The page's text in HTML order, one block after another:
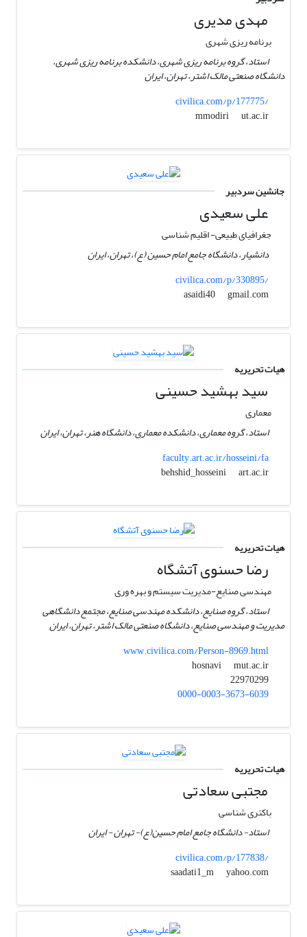
مهدی مدیری
برنامه ریزی شهری
استاد، گروه برنامه ریزی شهری، دانشکده برنامه ریزی شهری،
دانشگاه صنعتی مالک اشتر، تهران، ایران
civilica.com/p/177775/
mmodiri
ut.ac.ir
جانشین سردبیر
علی سعیدی
جغرافیای طبیعی- اقلیم شناسی
دانشیار، دانشگاه جامع امام حسین (ع)، تهران، ایران
civilica.com/p/330895/
asaidi40
gmail.com
هیات تحریریه
سید بهشید حسینی
معماری
استاد، گروه معماری، دانشکده معماری، دانشگاه هنر، تهران، ایران
faculty.art.ac.ir/hosseini/fa
behshid_hosseini
art.ac.ir
هیات تحریریه
رضا حسنوی آتشگاه
مهندسی صنایع-مدیریت سیستم و بهره وری
استاد، گروه صنایع، دانشکده مهندسی صنایع، مجتمع دانشگاهی
مدیریت و مهندسی صنایع، دانشگاه صنعتی مالک اشتر، تهران، ایران
www.civilica.com/Person-8969.html
hosnavi
mut.ac.ir
22970299
0000-0003-3673-6039
هیات تحریریه
مجتبی سعادتی
باکتری شناسی
استاد- دانشگاه جامع امام حسین(ع)- تهران - ایران
civilica.com/p/177838/
saadati1_m
yahoo.com